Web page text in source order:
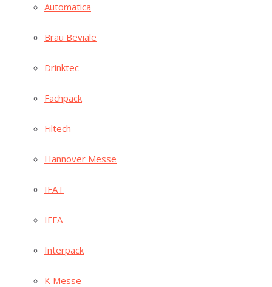
Auto­ma­ti­ca
Brau Bevia­le
Drink­tec
Fach­pack
Fil­tech
Han­no­ver Messe
IFAT
IFFA
Inter­pack
K Mes­se